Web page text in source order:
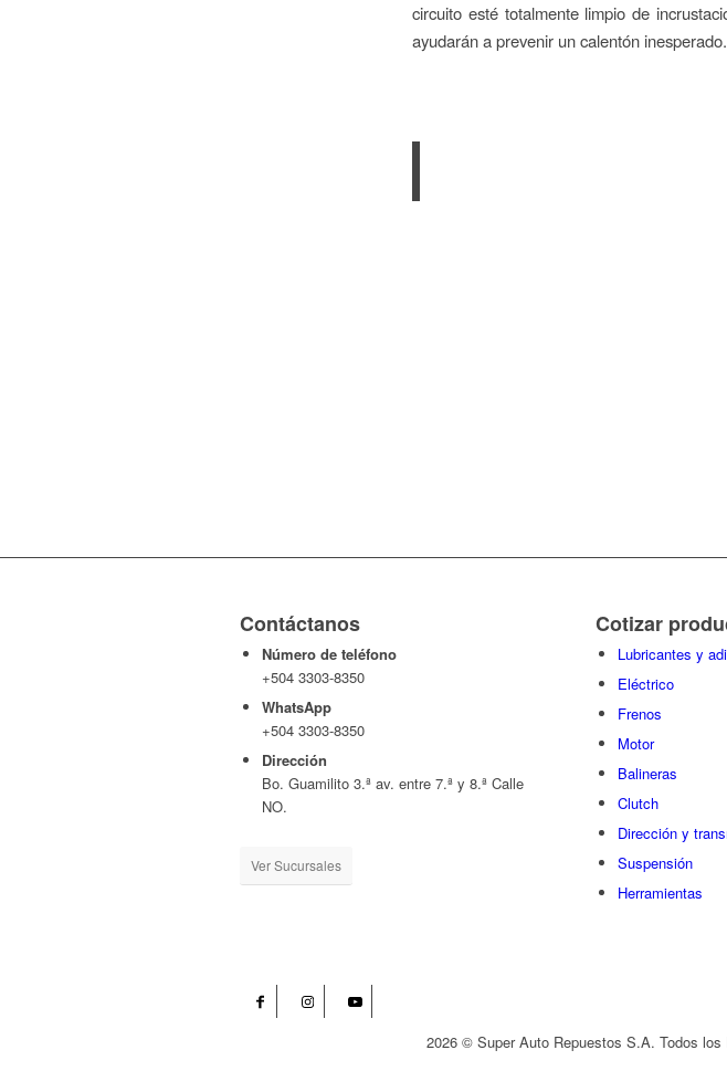
circuito esté totalmente limpio de
ayudarán a prevenir un calentón inesperado.
Contáctanos
Número de teléfono
+504 3303-8350
WhatsApp
+504 3303-8350
Dirección
Bo. Guamilito 3.ª av. entre 7.ª y 8.ª Calle
NO.
Ver Sucursales
Cotizar
Lubricantes y
Eléctrico
Frenos
Motor
Balineras
Clutch
Dirección y
Suspensión
Herramientas
2026 © Super Auto Repuestos S.A. Todos